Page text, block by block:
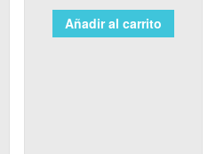
Añadir al carrito